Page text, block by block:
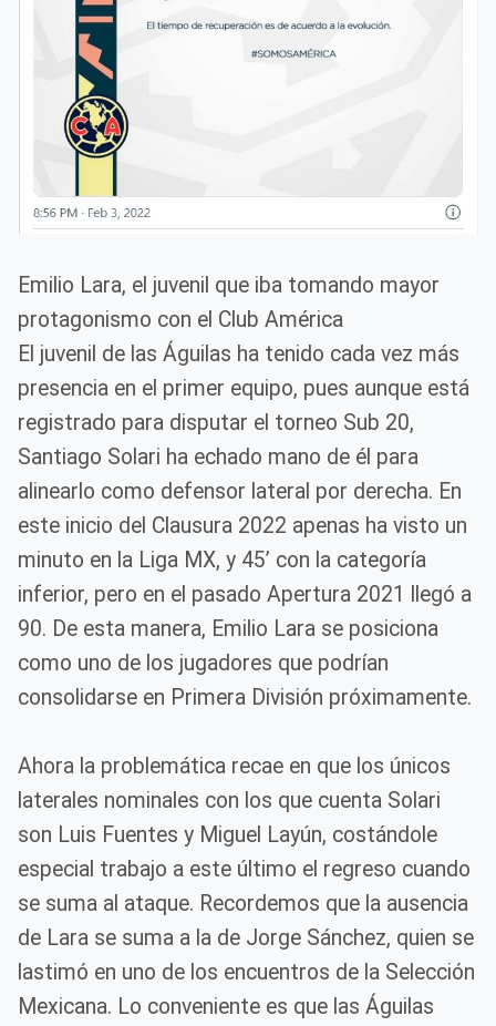
Emilio Lara, el juvenil que iba tomando mayor
protagonismo con el Club América
El juvenil de las Águilas ha tenido cada vez más
presencia en el primer equipo, pues aunque está
registrado para disputar el torneo Sub 20,
Santiago Solari ha echado mano de él para
alinearlo como defensor lateral por derecha. En
este inicio del Clausura 2022 apenas ha visto un
minuto en la Liga MX, y 45’ con la categoría
inferior, pero en el pasado Apertura 2021 llegó a
90. De esta manera, Emilio Lara se posiciona
como uno de los jugadores que podrían
consolidarse en Primera División próximamente.
Ahora la problemática recae en que los únicos
laterales nominales con los que cuenta Solari
son Luis Fuentes y Miguel Layún, costándole
especial trabajo a este último el regreso cuando
se suma al ataque. Recordemos que la ausencia
de Lara se suma a la de Jorge Sánchez, quien se
lastimó en uno de los encuentros de la Selección
Mexicana. Lo conveniente es que las Águilas